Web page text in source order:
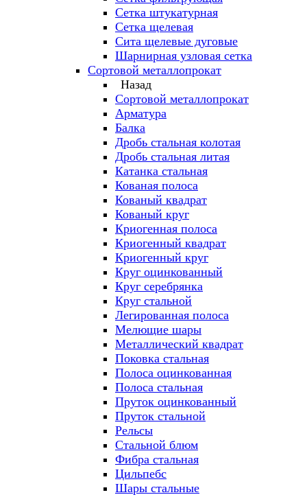
Сетка штукатурная
Сетка щелевая
Сита щелевые дуговые
Шарнирная узловая сетка
Сортовой металлопрокат
Назад
Сортовой металлопрокат
Арматура
Балка
Дробь стальная колотая
Дробь стальная литая
Катанка стальная
Кованая полоса
Кованый квадрат
Кованый круг
Криогенная полоса
Криогенный квадрат
Криогенный круг
Круг оцинкованный
Круг серебрянка
Круг стальной
Легированная полоса
Мелющие шары
Металлический квадрат
Поковка стальная
Полоса оцинкованная
Полоса стальная
Пруток оцинкованный
Пруток стальной
Рельсы
Стальной блюм
Фибра стальная
Цильпебс
Шары стальные